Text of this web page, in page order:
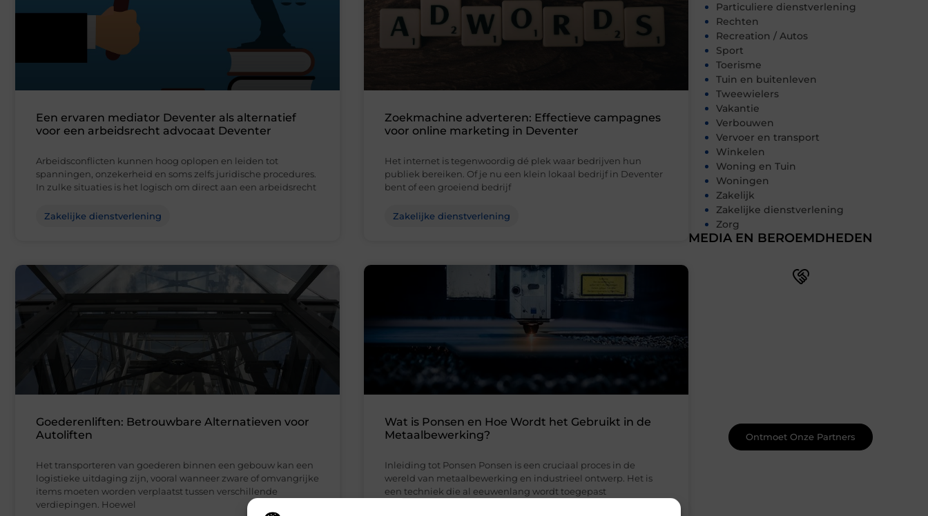
Particuliere dienstverlening
Rechten
Recreation / Autos
Sport
Toerisme
Tuin en buitenleven
Tweewielers
Vakantie
Verbouwen
Vervoer en transport
Winkelen
Woning en Tuin
Woningen
Zakelijk
Zakelijke dienstverlening
Zorg
MEDIA EN BEROEMDHEDEN
Ontmoet Onze Partners
Een ervaren mediator Deventer als alternatief
voor een arbeidsrecht advocaat Deventer
Arbeidsconflicten kunnen hoog oplopen en leiden tot
spanningen, onzekerheid en soms zelfs juridische procedures.
In zulke situaties is het logisch om direct aan een arbeidsrecht
Zakelijke dienstverlening
Zoekmachine adverteren: Effectieve campagnes
voor online marketing in Deventer
Het internet is tegenwoordig dé plek waar bedrijven hun
publiek bereiken. Of je nu een klein lokaal bedrijf in Deventer
bent of een groeiend bedrijf
Zakelijke dienstverlening
Goederenliften: Betrouwbare Alternatieven voor
Autoliften
Het transporteren van goederen binnen een gebouw kan een
logistieke uitdaging zijn, vooral wanneer zware of omvangrijke
items moeten worden verplaatst tussen verschillende
verdiepingen. Hoewel
Wat is Ponsen en Hoe Wordt het Gebruikt in de
Metaalbewerking?
Inleiding tot Ponsen Ponsen is een cruciaal proces in de
wereld van metaalbewerking en industrieel ontwerp. Het is
een techniek die al eeuwenlang wordt toegepast